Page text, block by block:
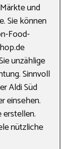
und
Sie können
Food-
unzählige
Sinnvoll
Aldi Süd
einsehen.
erstellen.
nützliche